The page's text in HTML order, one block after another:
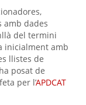
amb dades
del termini
inicialment amb
llistes de
posat de
per l’APDCAT